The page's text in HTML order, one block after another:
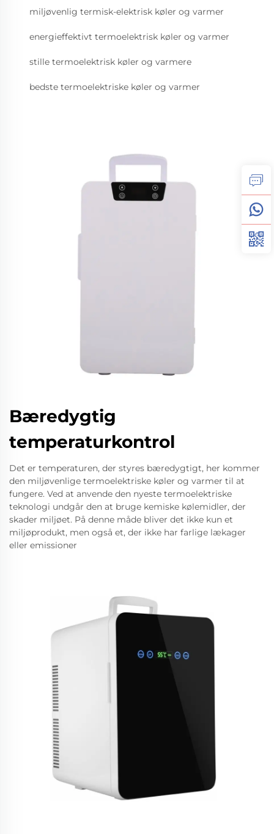
miljøvenlig termisk-elektrisk køler og varmer
energieffektivt termoelektrisk køler og varmer
stille termoelektrisk køler og varmere
bedste termoelektriske køler og varmer
Bæredygtig
temperaturkontrol
Det er temperaturen, der styres bæredygtigt, her kommer
den miljøvenlige termoelektriske køler og varmer til at
fungere. Ved at anvende den nyeste termoelektriske
teknologi undgår den at bruge kemiske kølemidler, der
skader miljøet. På denne måde bliver det ikke kun et
miljøprodukt, men også et, der ikke har farlige lækager
eller emissioner